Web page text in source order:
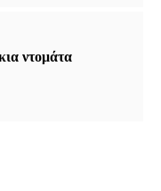
ντομάτα